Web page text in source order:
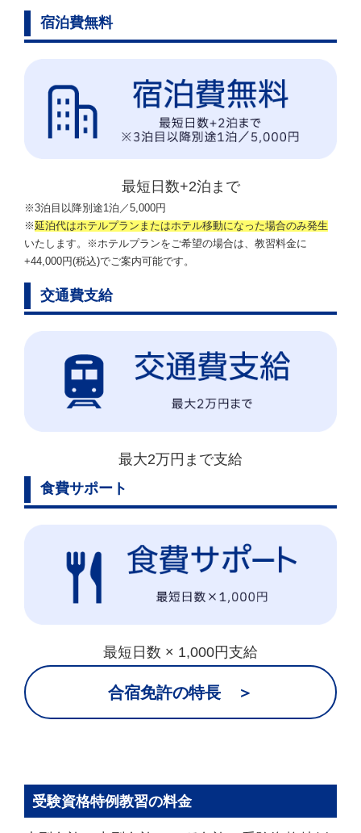
宿泊費無料
最短日数+2泊まで
※3泊目以降別途1泊／5,000円
※ 延泊代はホテルプランまたはホテル移動になった場合のみ発生
いたします。※ホテルプランをご希望の場合は、教習料金に
+44,000円(税込)でご案内可能です。
交通費支給
最大2万円まで支給
食費サポート
最短日数 × 1,000円支給
合宿免許の特長 ＞
受験資格特例教習の料金